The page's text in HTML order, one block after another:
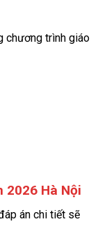
chương trình giáo
2026 Hà Nội
án chi tiết sẽ